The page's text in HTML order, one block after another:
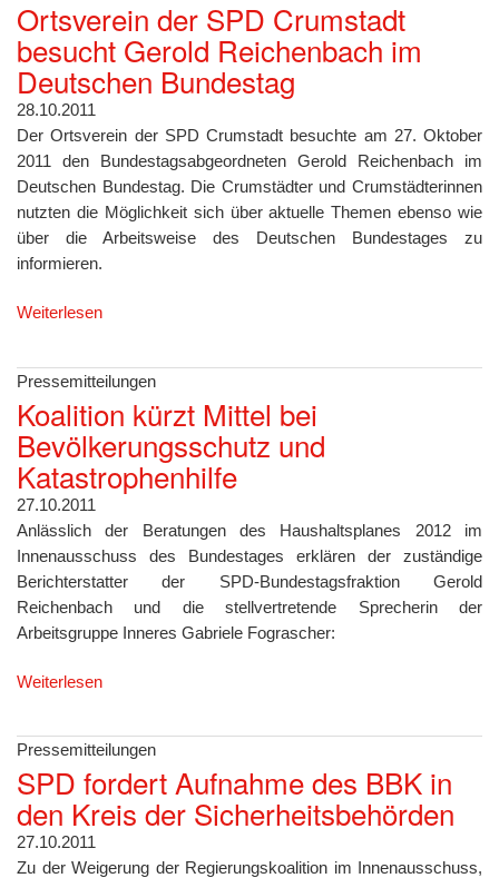
Ortsverein der SPD Crumstadt
besucht Gerold Reichenbach im
Deutschen Bundestag
28.10.2011
Der Ortsverein der SPD Crumstadt besuchte am 27. Oktober
2011 den Bundestagsabgeordneten Gerold Reichenbach im
Deutschen Bundestag. Die Crumstädter und Crumstädterinnen
nutzten die Möglichkeit sich über aktuelle Themen ebenso wie
über die Arbeitsweise des Deutschen Bundestages zu
informieren.
Weiterlesen
Pressemitteilungen
Koalition kürzt Mittel bei
Bevölkerungsschutz und
Katastrophenhilfe
27.10.2011
Anlässlich der Beratungen des Haushaltsplanes 2012 im
Innenausschuss des Bundestages erklären der zuständige
Berichterstatter der SPD-Bundestagsfraktion Gerold
Reichenbach und die stellvertretende Sprecherin der
Arbeitsgruppe Inneres Gabriele Fograscher:
Weiterlesen
Pressemitteilungen
SPD fordert Aufnahme des BBK in
den Kreis der Sicherheitsbehörden
27.10.2011
Zu der Weigerung der Regierungskoalition im Innenausschuss,